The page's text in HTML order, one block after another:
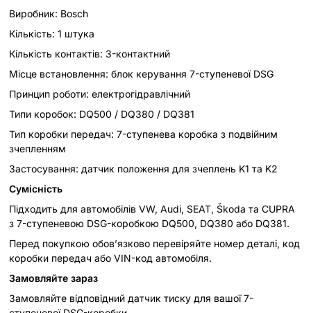
Виробник: Bosch
Кількість: 1 штука
Кількість контактів: 3-контактний
Місце встановлення: блок керування 7-ступеневої DSG
Принцип роботи: електрогідравлічний
Типи коробок: DQ500 / DQ380 / DQ381
Тип коробки передач: 7-ступенева коробка з подвійним
зчепленням
Застосування: датчик положення для зчеплень K1 та K2
Сумісність
Підходить для автомобілів VW, Audi, SEAT, Škoda та CUPRA
з 7-ступеневою DSG-коробкою DQ500, DQ380 або DQ381.
Перед покупкою обов’язково перевіряйте номер деталі, код
коробки передач або VIN-код автомобіля.
Замовляйте зараз
Замовляйте відповідний датчик тиску для вашої 7-